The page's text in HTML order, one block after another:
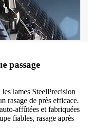
passage
lames SteelPrecision
rasage de près efficace.
affûtées et fabriquées
fiables, rasage après